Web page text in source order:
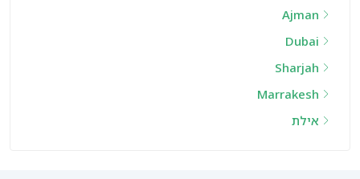
Ajman
Dubai
Sharjah
Marrakesh
אילת